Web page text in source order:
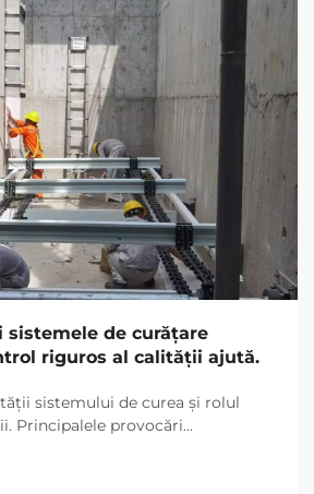
de curățare
riguros al calității ajută.
sistemului de curea și rolul
Principalele provocări